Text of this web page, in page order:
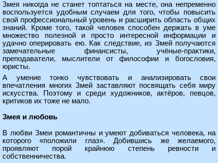
Змея никогда не станет топтаться на месте, она непременно
воспользуется удобным случаем для того, чтобы повысить
свой профессиональный уровень и расширить область общих
знаний. Кроме того, такой человек способен держать в уме
множество полезной и просто интересной информации и
удачно оперировать ею. Как следствие, из Змей получаются
замечательные финансисты, учёные-практики,
преподаватели, мыслители от философии и богословия,
юристы.
А умение тонко чувствовать и анализировать свои
впечатления многих Змей заставляют посвящать себя миру
искусства. Поэтому и среди художников, актёров, певцов,
критиков их тоже не мало.
Змея и любовь
В любви Змеи романтичны и умеют добиваться человека, на
которого «положили глаз». Добившись же желаемого,
проявляют порой крайнюю степень ревности и
собственничества.